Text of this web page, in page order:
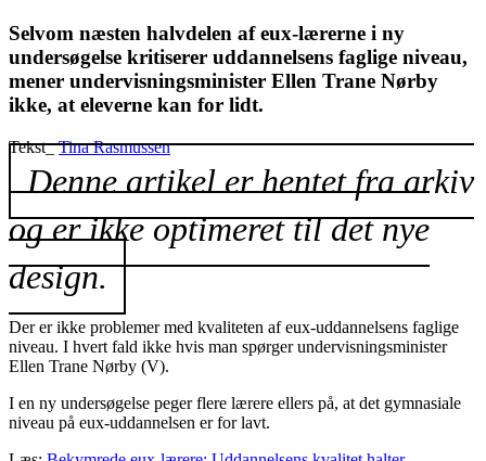
Selvom næsten halvdelen af eux-lærerne i ny
undersøgelse kritiserer uddannelsens faglige niveau,
mener undervisningsminister Ellen Trane Nørby
ikke, at eleverne kan for lidt.
Tekst_Tina Rasmussen
Denne artikel er hentet fra arkiv
og er ikke optimeret til det nye
design.
Der er ikke problemer med kvaliteten af eux-uddannelsens faglige
niveau. I hvert fald ikke hvis man spørger undervisningsminister
Ellen Trane Nørby (V).
I en ny undersøgelse peger flere lærere ellers på, at det gymnasiale
niveau på eux-uddannelsen er for lavt.